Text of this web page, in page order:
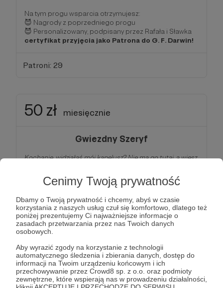
Cenimy Twoją prywatność
Dbamy o Twoją prywatność i chcemy, abyś w czasie
korzystania z naszych usług czuł się komfortowo, dlatego też
poniżej prezentujemy Ci najważniejsze informacje o
zasadach przetwarzania przez nas Twoich danych
osobowych.
Aby wyrazić zgody na korzystanie z technologii
automatycznego śledzenia i zbierania danych, dostęp do
informacji na Twoim urządzeniu końcowym i ich
przechowywanie przez Crowd8 sp. z o.o. oraz podmioty
zewnętrzne, które wspierają nas w prowadzeniu działalności,
Na tym progu wsparcia otrzymujesz:
😈 Nagrody z poprzedniego progu
😈 Personalizowany, podpisany przez Rafała i Sławka
certyfikat przyjęcia jako Patrona do G. F. Darwin!
Patroni: 29
50 zł miesięcznie
Gwiezdny Szeryf
Kochanie, widziałaś mój kapelusz? Nie ma go tutaj, a wiesz,
znaczy „kupimy ci nowy”? Mamy inne wydatki, teraz gdy
Susan wróciła. Zresztą, gdzie ja znajdę drugi taki?!
Jesteś jak Gwiezdny Szeryf - najsprawiedliwszy
wśród sprawiedliwych i najodważniejszy wśród
odważnych!Stoisz na straży kosmicznego porządku,
chronisz, bronisz, nie żartujesz! Szeryf Kowalsky
zapisał swoje imię złotymi literami na kartach
wszechświata – tak samo będzie z Tobą. Jako Patron
tego proguotrzymujesz miejsce w specjalnej,
publicznej, darwinowej galerii Hall of Fame!
wszystkie nagrody z poprzednich progów!